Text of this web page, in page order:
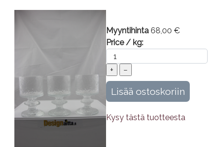
Myyntihinta 68,00 €
Price / kg:
Kysy tästä tuotteesta